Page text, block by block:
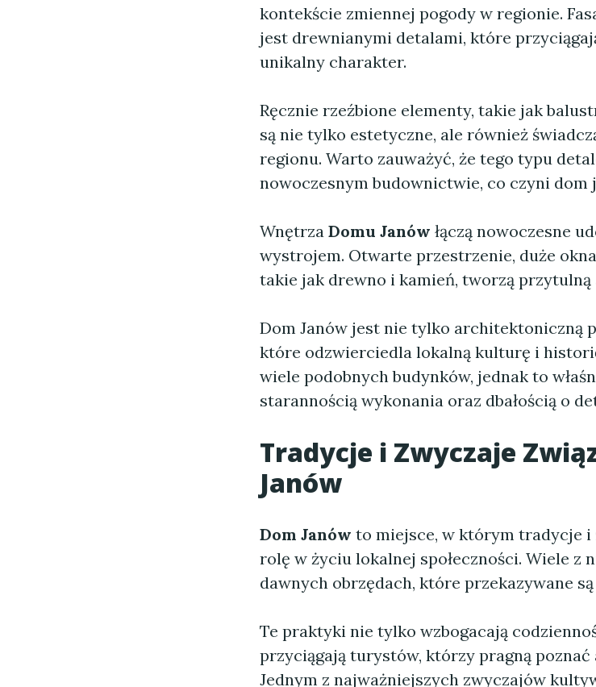
kontekście zmiennej pogody w regionie.
jest drewnianymi detalami, które
unikalny charakter.
Ręcznie rzeźbione elementy, takie jak
są nie tylko estetyczne, ale również
regionu. Warto zauważyć, że tego typu
nowoczesnym budownictwie, co czyni dom
Wnętrza Domu Janów łączą nowoczesne
wystrojem. Otwarte przestrzenie, duże
takie jak drewno i kamień, tworzą przytulną
Dom Janów jest nie tylko architektoniczną
które odzwierciedla lokalną kulturę i
wiele podobnych budynków, jednak to
starannością wykonania oraz dbałością o
Tradycje i Zwyczaje
Janów
Dom Janów to miejsce, w którym tradycje
rolę w życiu lokalnej społeczności. Wiele z
dawnych obrzędach, które przekazywane
Te praktyki nie tylko wzbogacają
przyciągają turystów, którzy pragną
Jednym z najważniejszych zwyczajów